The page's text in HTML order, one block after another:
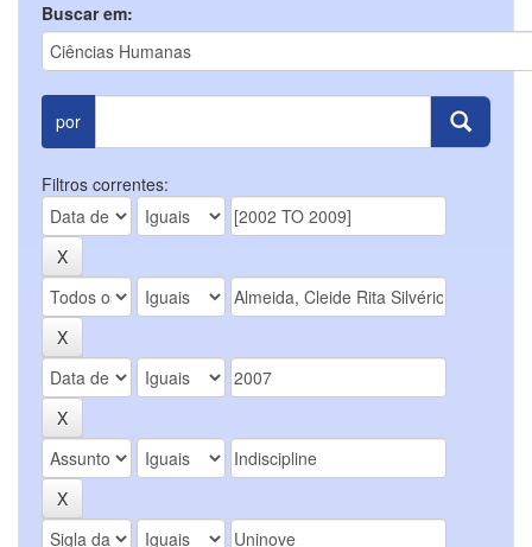
Buscar em:
por
Filtros correntes: